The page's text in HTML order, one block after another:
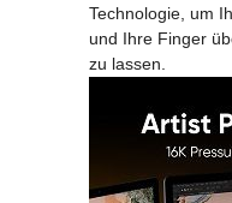
Technologie, um
und Ihre Finger
zu lassen.